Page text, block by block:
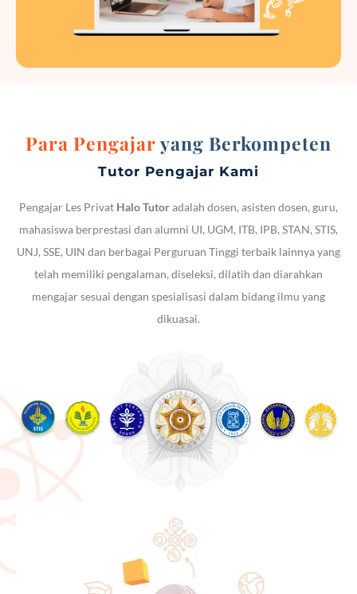
Para Pengajaryang Berkompeten
Tutor Pengajar Kami
Pengajar Les Privat Halo Tutoradalah dosen, asisten dosen, guru,
mahasiswa berprestasi dan alumni UI, UGM, ITB, IPB, STAN, STIS,
UNJ, SSE, UIN dan berbagai Perguruan Tinggi terbaik lainnya yang
telah memiliki pengalaman, diseleksi, dilatih dan diarahkan
mengajar sesuai dengan spesialisasi dalam bidang ilmu yang
dikuasai.